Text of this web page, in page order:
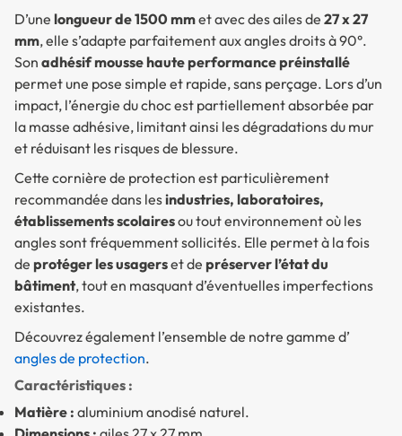
D’une longueur de 1500 mmet avec des ailes de 27 x 27
mm, elle s’adapte parfaitement aux angles droits à 90°.
Son adhésif mousse haute performance préinstallé
permet une pose simple et rapide, sans perçage. Lors d’un
impact, l’énergie du choc est partiellement absorbée par
la masse adhésive, limitant ainsi les dégradations du mur
et réduisant les risques de blessure.
Cette cornière de protection est particulièrement
recommandée dans lesindustries, laboratoires,
établissements scolairesou tout environnement où les
angles sont fréquemment sollicités. Elle permet à la fois
de protéger les usagerset de préserver l’état du
bâtiment, tout en masquant d’éventuelles imperfections
existantes.
Découvrez également l’ensemble de notre gamme d’
angles de protection.
Caractéristiques :
Matière : aluminium anodisé naturel.